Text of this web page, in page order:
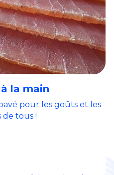
la main
pour les goûts et les
tous !